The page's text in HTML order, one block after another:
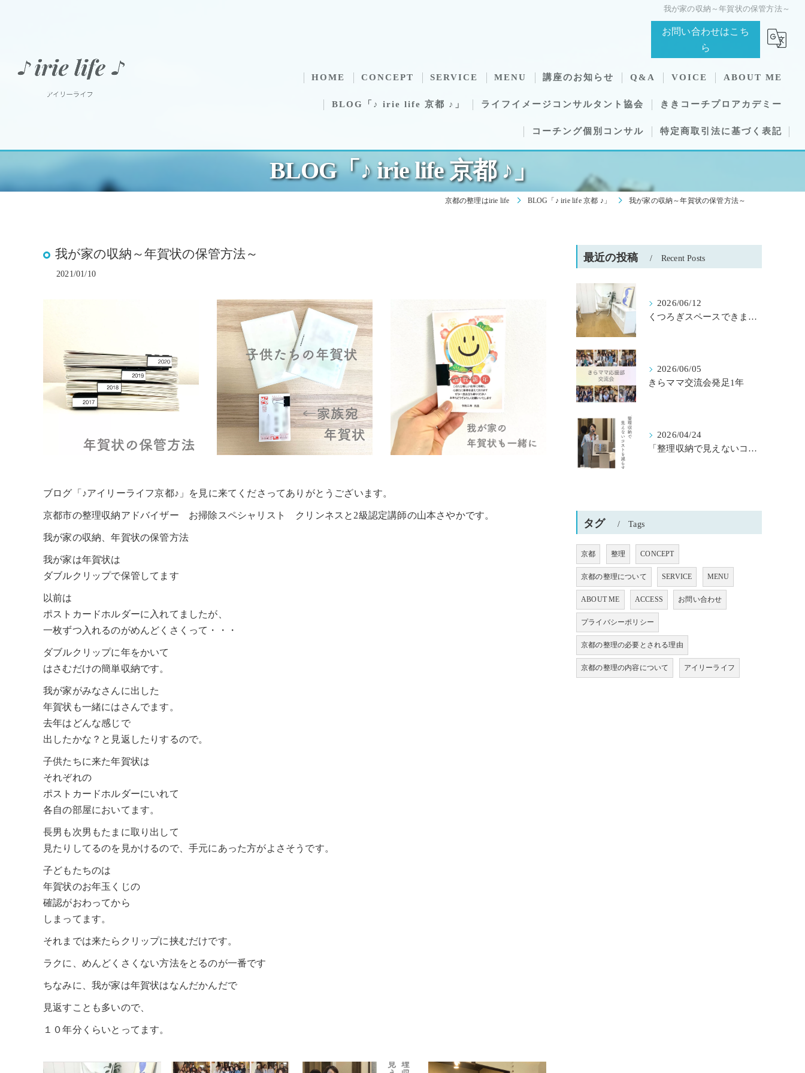
我が家の収納～年賀状の保管方法～
お問い合わせはこち
ら
HOME CONCEPT SERVICE MENU 講座のお知らせ Q&A VOICE ABOUT ME
BLOG「♪ irie life 京都 ♪」 ライフイメージコンサルタント協会 ききコーチプロアカデミー
コーチング個別コンサル 特定商取引法に基づく表記
BLOG「♪ irie life 京都 ♪」
京都の整理はirie life BLOG「♪ irie life 京都 ♪」 我が家の収納～年賀状の保管方法～
我が家の収納～年賀状の保管方法～
2021/01/10
ブログ「♪アイリーライフ京都♪」を見に来てくださってありがとうございます。
京都市の整理収納アドバイザー お掃除スペシャリスト クリンネスと2級認定講師の山本さやかです。
我が家の収納、年賀状の保管方法
我が家は年賀状は
ダブルクリップで保管してます
以前は
ポストカードホルダーに入れてましたが、
一枚ずつ入れるのがめんどくさくって・・・
ダブルクリップに年をかいて
はさむだけの簡単収納です。
我が家がみなさんに出した
年賀状も一緒にはさんでます。
去年はどんな感じで
出したかな？と見返したりするので。
子供たちに来た年賀状は
それぞれの
ポストカードホルダーにいれて
各自の部屋においてます。
長男も次男もたまに取り出して
見たりしてるのを見かけるので、手元にあった方がよさそうです。
子どもたちのは
年賀状のお年玉くじの
確認がおわってから
しまってます。
それまでは来たらクリップに挟むだけです。
ラクに、めんどくさくない方法をとるのが一番です
ちなみに、我が家は年賀状はなんだかんだで
見返すことも多いので、
１０年分くらいとってます。
最近の投稿 Recent Posts
2026/06/12
くつろぎスペースできました
2026/06/05
きらママ交流会発足1年
2026/04/24
「整理収納で見えないコストを減らす」京都桂川ロータリークラブ様主催
タグ Tags
京都 整理 CONCEPT
京都の整理について SERVICE MENU
ABOUT ME ACCESS お問い合わせ
プライバシーポリシー
京都の整理の必要とされる理由
京都の整理の内容について アイリーライフ